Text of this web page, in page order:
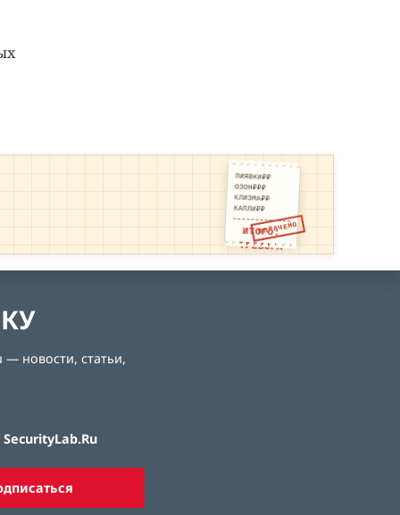
ПИЯВКИ₽₽
ОЗОН₽₽₽
КЛИЗМА₽₽
КАПЛИ₽₽
ИТОГО:
ТРЕВОГА
ОПЛАЧЕНО
новости, статьи,